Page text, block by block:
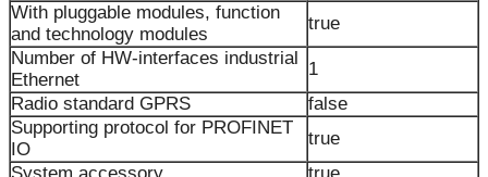
With pluggable modules, function
and technology modules
true
Number of HW-interfaces industrial
Ethernet
1
Radio standard GPRS
false
Supporting protocol for PROFINET
IO
true